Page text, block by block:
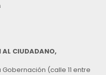
AL CIUDADANO,
(calle 11 entre